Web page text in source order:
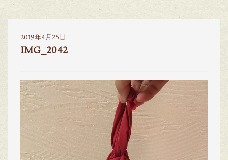
2019年4月25日
IMG_2042